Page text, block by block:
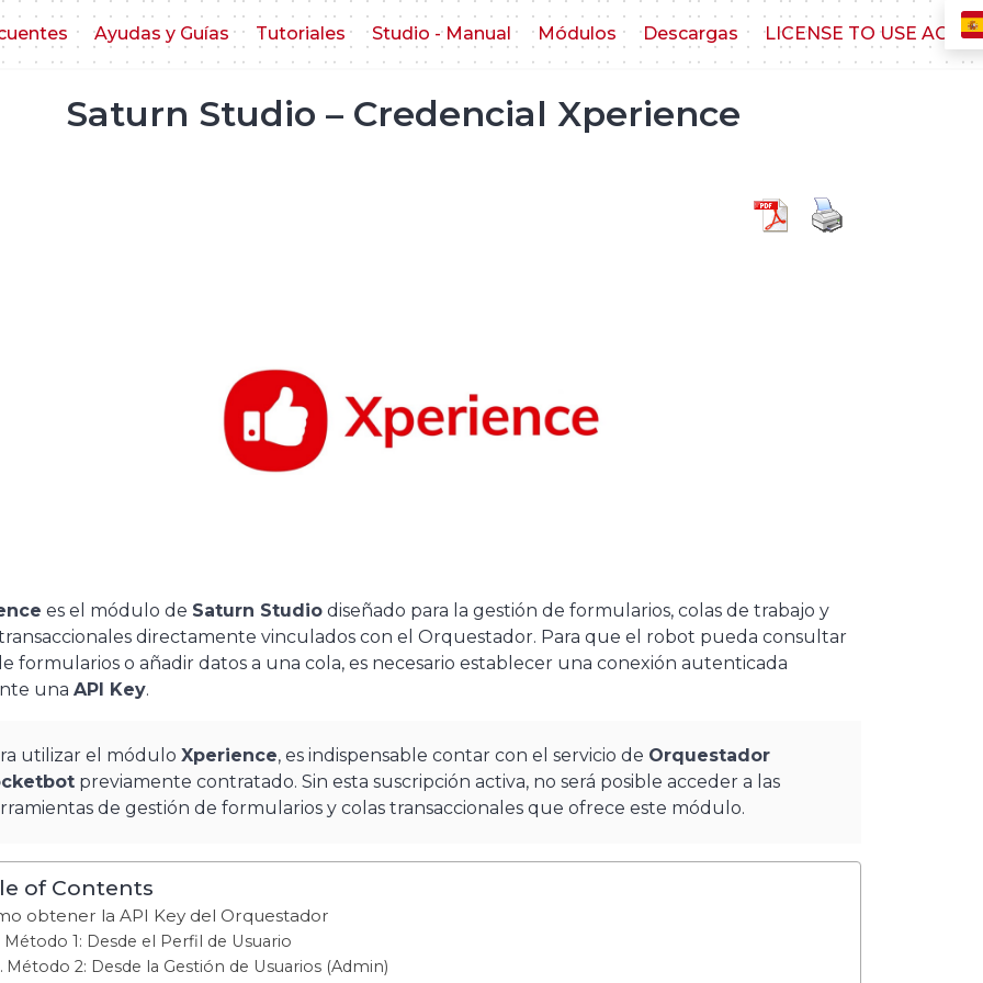
Ayudas y Guías Tutoriales Studio - Manual Módulos Descargas LICENSE TO USE
Saturn Studio – Credencial Xperience
es el módulo de Saturn Studiodiseñado para la gestión de formularios, colas de trabajo y
directamente vinculados con el Orquestador. Para que el robot pueda consultar
formularios o añadir datos a una cola, es necesario establecer una conexión autenticada
una API Key.
utilizar el módulo Xperience, es indispensable contar con el servicio de Orquestador
previamente contratado. Sin esta suscripción activa, no será posible acceder a las
de gestión de formularios y colas transaccionales que ofrece este módulo.
of Contents
obtener la API Key del Orquestador
Método 1: Desde el Perfil de Usuario
Método 2: Desde la Gestión de Usuarios (Admin)